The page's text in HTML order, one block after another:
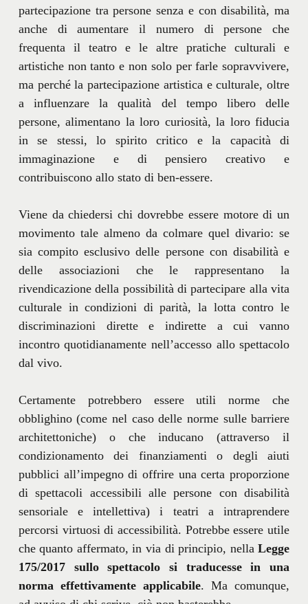
partecipazione tra persone senza e con disabilità, ma
anche di aumentare il numero di persone che
frequenta il teatro e le altre pratiche culturali e
artistiche non tanto e non solo per farle sopravvivere,
ma perché la partecipazione artistica e culturale, oltre
a influenzare la qualità del tempo libero delle
persone, alimentano la loro curiosità, la loro fiducia
in se stessi, lo spirito critico e la capacità di
immaginazione e di pensiero creativo e
contribuiscono allo stato di ben-essere.
Viene da chiedersi chi dovrebbe essere motore di un
movimento tale almeno da colmare quel divario: se
sia compito esclusivo delle persone con disabilità e
delle associazioni che le rappresentano la
rivendicazione della possibilità di partecipare alla vita
culturale in condizioni di parità, la lotta contro le
discriminazioni dirette e indirette a cui vanno
incontro quotidianamente nell’accesso allo spettacolo
dal vivo.
Certamente potrebbero essere utili norme che
obblighino (come nel caso delle norme sulle barriere
architettoniche) o che inducano (attraverso il
condizionamento dei finanziamenti o degli aiuti
pubblici all’impegno di offrire una certa proporzione
di spettacoli accessibili alle persone con disabilità
sensoriale e intellettiva) i teatri a intraprendere
percorsi virtuosi di accessibilità. Potrebbe essere utile
che quanto affermato, in via di principio, nellaLegge
175/2017 sullo spettacolo si traducesse in una
norma effettivamente applicabile. Ma comunque,